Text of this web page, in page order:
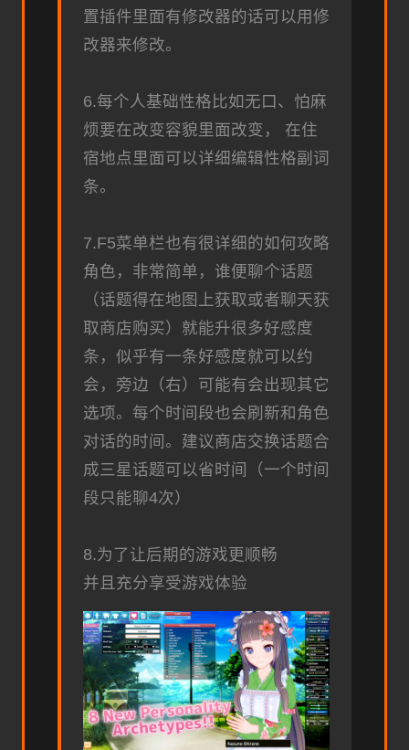
置插件里面有修改器的话可以用修
改器来修改。
6.每个人基础性格比如无口、怕麻
烦要在改变容貌里面改变， 在住
宿地点里面可以详细编辑性格副词
条。
7.F5菜单栏也有很详细的如何攻略
角色，非常简单，谁便聊个话题
（话题得在地图上获取或者聊天获
取商店购买）就能升很多好感度
条，似乎有一条好感度就可以约
会，旁边（右）可能有会出现其它
选项。每个时间段也会刷新和角色
对话的时间。建议商店交换话题合
成三星话题可以省时间（一个时间
段只能聊4次）
8.为了让后期的游戏更顺畅
并且充分享受游戏体验